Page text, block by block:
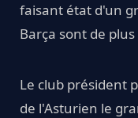
faisant état d'un
Barça sont de
Le club président
de l'Asturien le